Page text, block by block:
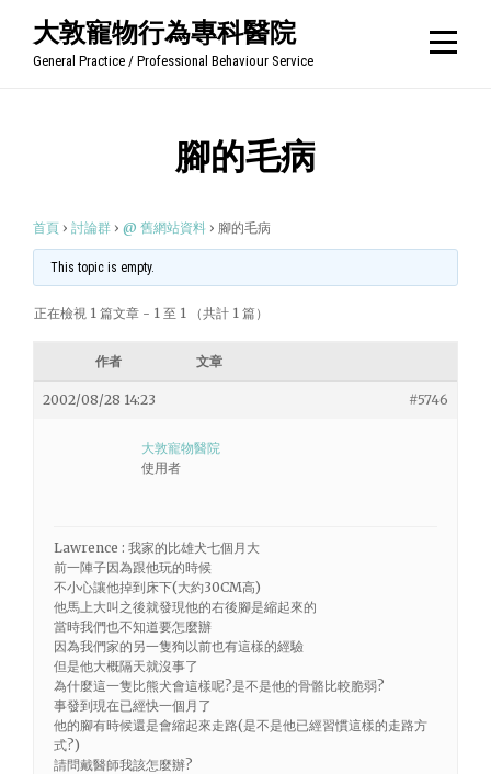
大敦寵物行為專科醫院
General Practice / Professional Behaviour Service
腳的毛病
首頁 › 討論群 › @ 舊網站資料 › 腳的毛病
This topic is empty.
正在檢視 1 篇文章 - 1 至 1 （共計 1 篇）
作者 文章
2002/08/28 14:23 #5746
大敦寵物醫院
使用者
Lawrence : 我家的比雄犬七個月大
前一陣子因為跟他玩的時候
不小心讓他掉到床下(大約30CM高)
他馬上大叫之後就發現他的右後腳是縮起來的
當時我們也不知道要怎麼辦
因為我們家的另一隻狗以前也有這樣的經驗
但是他大概隔天就沒事了
為什麼這一隻比熊犬會這樣呢?是不是他的骨骼比較脆弱?
事發到現在已經快一個月了
他的腳有時候還是會縮起來走路(是不是他已經習慣這樣的走路方
式?)
請問戴醫師我該怎麼辦?